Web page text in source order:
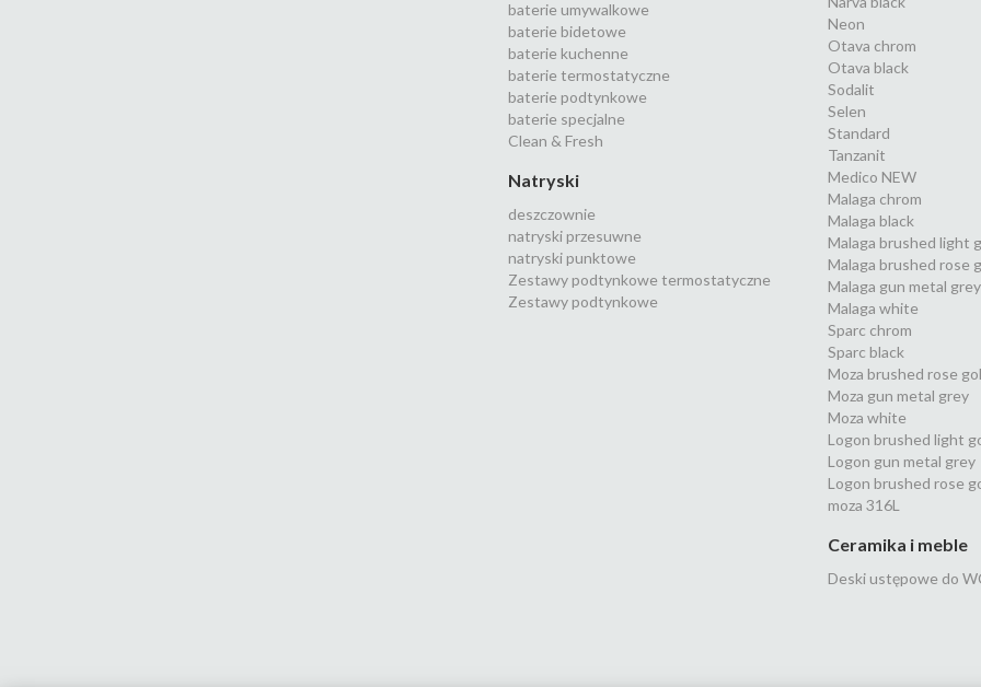
baterie umywalkowe
baterie bidetowe
baterie kuchenne
baterie termostatyczne
baterie podtynkowe
baterie specjalne
Clean & Fresh
Natryski
deszczownie
natryski przesuwne
natryski punktowe
Zestawy podtynkowe termostatyczne
Zestawy podtynkowe
Neon
Otava chrom
Otava black
Sodalit
Selen
Standard
Tanzanit
Medico NEW
Malaga chrom
Malaga black
Malaga brushed light
Malaga brushed rose
Malaga gun metal grey
Malaga white
Sparc chrom
Sparc black
Moza brushed rose
Moza gun metal grey
Moza white
Logon brushed light
Logon gun metal grey
Logon brushed rose
moza 316L
Ceramika i meble
Deski ustępowe do